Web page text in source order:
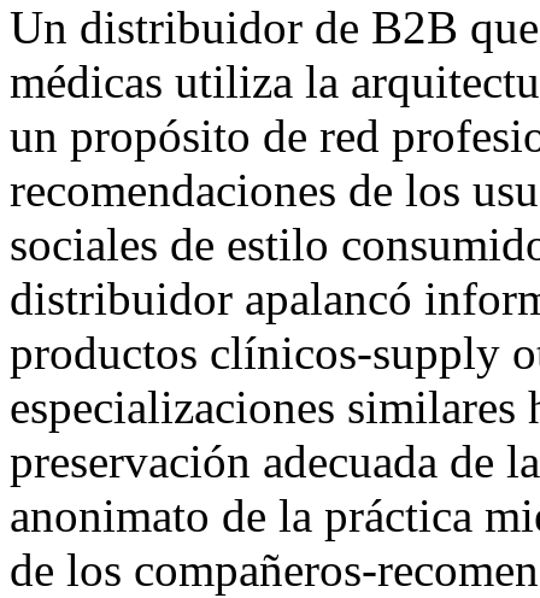
Un distribuidor de B2B
médicas utiliza la
un propósito de red
recomendaciones de los
sociales de estilo
distribuidor apalancó
productos clínicos-supply
especializaciones similares
preservación adecuada de
anonimato de la práctica
de los compañeros-